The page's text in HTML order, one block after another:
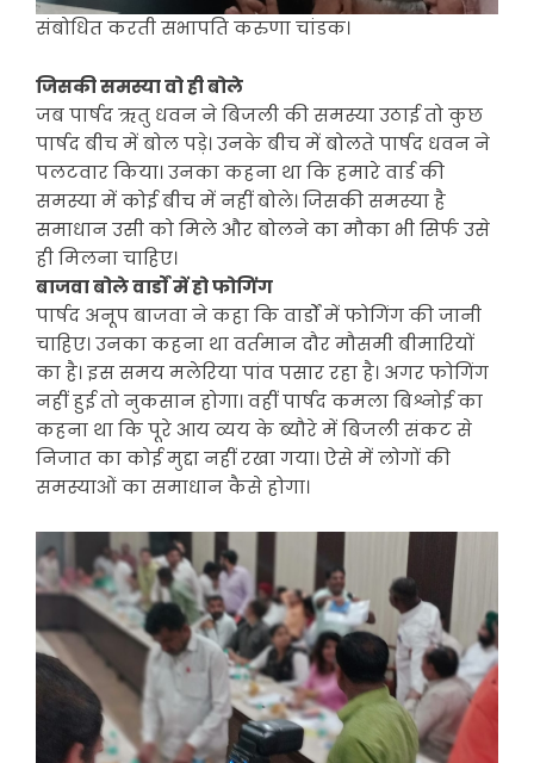
संबोधित करती सभापति करुणा चांडक।
जिसकी समस्या वो ही बोले
जब पार्षद ऋतु धवन ने बिजली की समस्या उठाई तो कुछ
पार्षद बीच में बोल पड़े। उनके बीच में बोलते पार्षद धवन ने
पलटवार किया। उनका कहना था कि हमारे वार्ड की
समस्या में कोई बीच में नहीं बोले। जिसकी समस्या है
समाधान उसी को मिले और बोलने का मौका भी सिर्फ उसे
ही मिलना चाहिए।
बाजवा बोले वार्डों में हो फोगिंग
पार्षद अनूप बाजवा ने कहा कि वार्डों में फोगिंग की जानी
चाहिए। उनका कहना था वर्तमान दौर मौसमी बीमारियों
का है। इस समय मलेरिया पांव पसार रहा है। अगर फोगिंग
नहीं हुई तो नुकसान होगा। वहीं पार्षद कमला बिश्नोई का
कहना था कि पूरे आय व्यय के ब्यौरे में बिजली संकट से
निजात का कोई मुद्दा नहीं रखा गया। ऐसे में लोगों की
समस्याओं का समाधान कैसे होगा।